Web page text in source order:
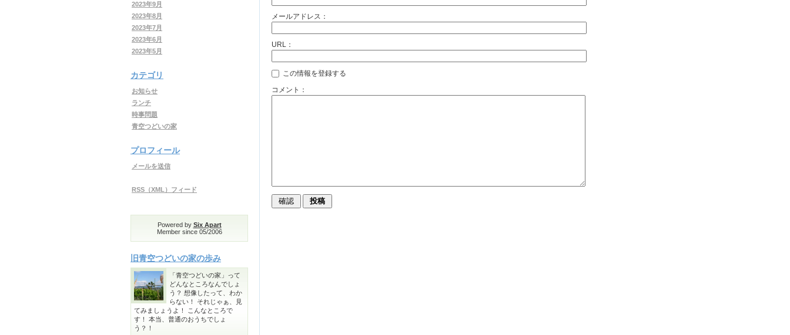
2023年9月
2023年8月
2023年7月
2023年6月
2023年5月
カテゴリ
お知らせ
ランチ
時事問題
青空つどいの家
プロフィール
メールを送信
RSS（XML）フィード
Powered by Six Apart
Member since 05/2006
旧青空つどいの家の歩み
「青空つどいの家」って
どんなところなんでしょ
う？ 想像したって、わか
らない！ それじゃぁ、見
てみましょうよ！ こんなところで
す！ 本当、普通のおうちでしょ
う？！
メールアドレス：
URL：
この情報を登録する
コメント：